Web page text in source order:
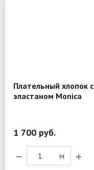
Плательный хлопок с
эластаном Monica
1 700 руб.
м